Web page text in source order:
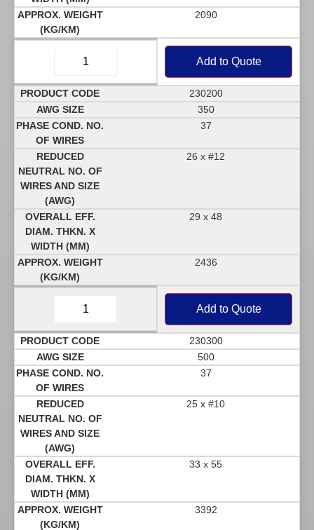
2090
Add to Quote
230200
350
37
26 x #12
29 x 48
2436
Add to Quote
230300
500
37
25 x #10
33 x 55
3392